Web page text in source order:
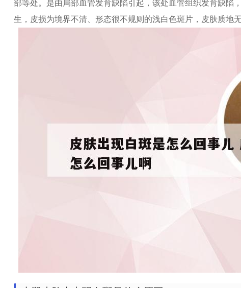
部等处。是由局部血管发育缺陷引起，该处血管组织发育缺陷
生，皮损为境界不清、形态很不规则的浅白色斑片，皮肤质地无